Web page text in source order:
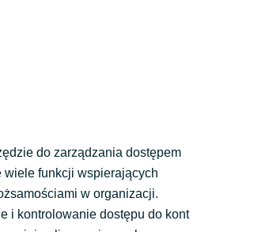
do zarządzania dostępem
wiele funkcji wspierających
w organizacji.
i kontrolowanie dostępu do kont